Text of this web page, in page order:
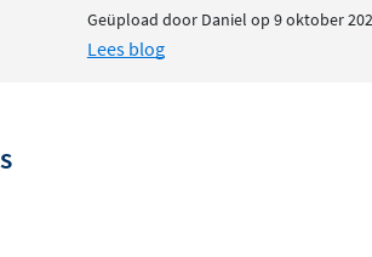
Geüpload door Daniel op 9 oktober
Lees blog